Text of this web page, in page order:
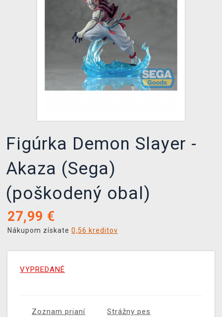
Figúrka Demon Slayer -
Akaza (Sega)
(poškodený obal)
27,99 €
Nákupom získate 0,56 kreditov
VYPREDANÉ
Zoznam prianí Strážny pes